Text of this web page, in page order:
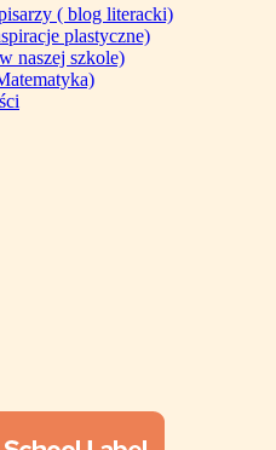
( blog literacki)
plastyczne)
naszej szkole)